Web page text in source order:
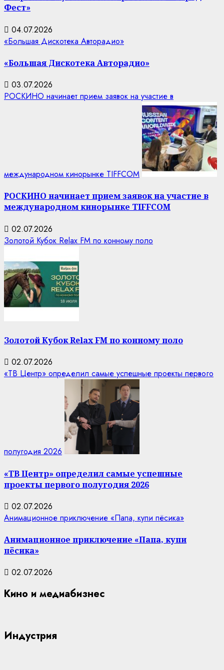
Фест»
04.07.2026
«Большая Дискотека Авторадио»
«Большая Дискотека Авторадио»
03.07.2026
РОСКИНО начинает прием заявок на участие в
международном кинорынке TIFFCOM
РОСКИНО начинает прием заявок на участие в
международном кинорынке TIFFCOM
02.07.2026
Золотой Кубок Relax FM по конному поло
Золотой Кубок Relax FM по конному поло
02.07.2026
«ТВ Центр» определил самые успешные проекты первого
полугодия 2026
«ТВ Центр» определил самые успешные
проекты первого полугодия 2026
02.07.2026
Анимационное приключение «Папа, купи пёсика»
Анимационное приключение «Папа, купи
пёсика»
02.07.2026
Кино и медиабизнес
Индустрия